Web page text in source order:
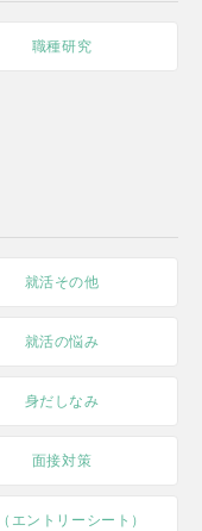
職種研究
就活その他
就活の悩み
身だしなみ
面接対策
エントリーシート）